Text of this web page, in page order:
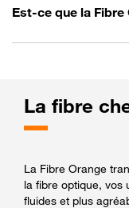
Est-ce que la
La fibre
La Fibre Orange
la fibre optique, vos
fluides et plus